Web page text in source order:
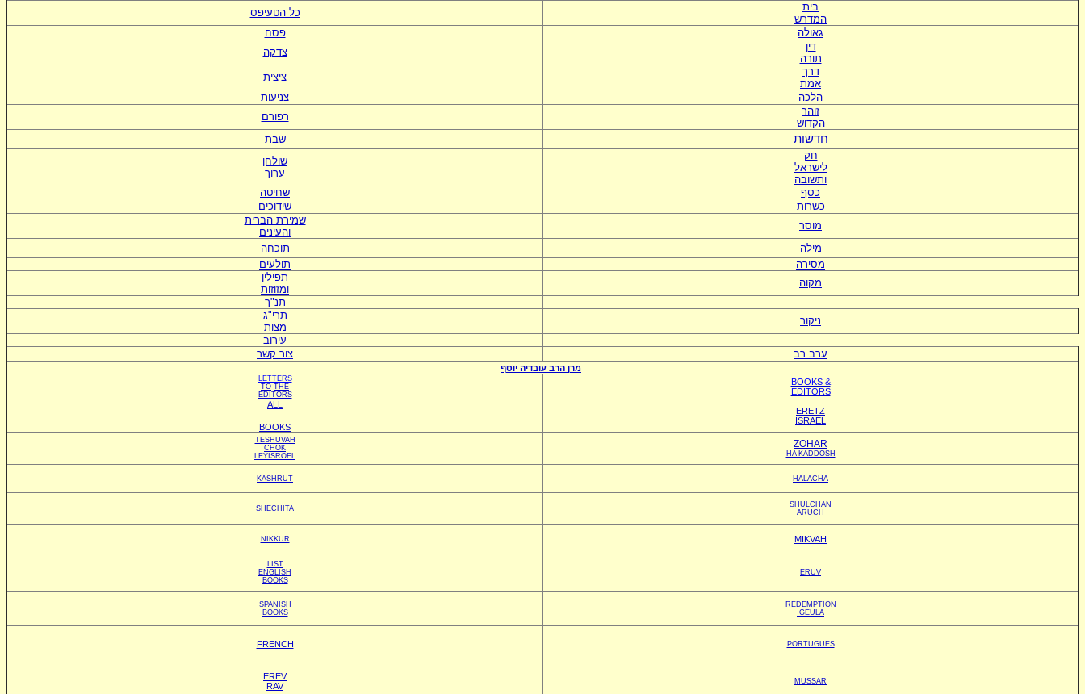
כל הטעיפס
בית
המדרש
פסח
גאולה
צדקה
דין
תורה
ציצית
דרך
אמת
צניעות
הלכה
רפורם
זוהר
הקדוש
שבת
חדשות
שולחן
ערוך
חק
לישראל
ותשובה
שחיטה
כסף
שידוכים
כשרות
שמירת הברית
והעינים
מוסר
תוכחה
מילה
תולעים
מסירה
תפילין
ומזוזות
מקוה
תנ"ך
תרי"ג
מצות
ניקור
עירוב
צור קשר
ערב רב
מרן הרב עובדיה יוסף
LETTERS
TO THE
EDITORS
BOOKS &
EDITORS
ALL
BOOKS
ERETZ
ISRAEL
TESHUVAH
CHOK
LEYISROEL
ZOHAR
HA KADDOSH
KASHRUT HALACHA
SHECHITA
SHULCHAN
ARUCH
NIKKUR MIKVAH
LIST
ENGLISH
BOOKS
ERUV
SPANISH
BOOKS
REDEMPTION
GEULA
FRENCH PORTUGUES
EREV
RAV
MUSSAR